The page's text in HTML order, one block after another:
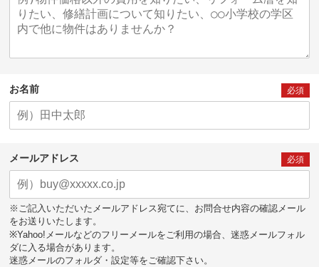
お名前 必須
メールアドレス 必須
※ご記入いただいたメールアドレス宛てに、お問合せ内容の確認メール
をお送りいたします。
※Yahoo!メールなどのフリーメールをご利用の場合、迷惑メールフォル
ダに入る場合があります。
迷惑メールのフォルダ・設定等をご確認下さい。